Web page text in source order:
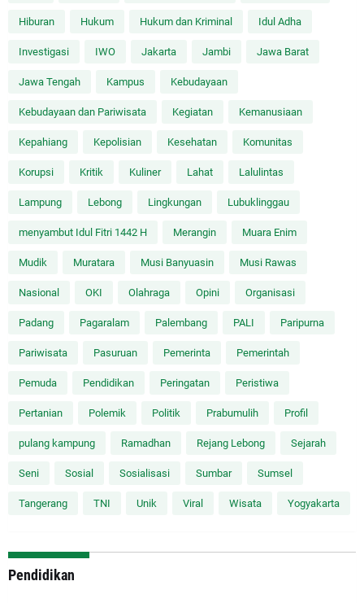
Hiburan Hukum Hukum dan Kriminal Idul Adha
Investigasi IWO Jakarta Jambi Jawa Barat
Jawa Tengah Kampus Kebudayaan
Kebudayaan dan Pariwisata Kegiatan Kemanusiaan
Kepahiang Kepolisian Kesehatan Komunitas
Korupsi Kritik Kuliner Lahat Lalulintas
Lampung Lebong Lingkungan Lubuklinggau
menyambut Idul Fitri 1442 H Merangin Muara Enim
Mudik Muratara Musi Banyuasin Musi Rawas
Nasional OKI Olahraga Opini Organisasi
Padang Pagaralam Palembang PALI Paripurna
Pariwisata Pasuruan Pemerinta Pemerintah
Pemuda Pendidikan Peringatan Peristiwa
Pertanian Polemik Politik Prabumulih Profil
pulang kampung Ramadhan Rejang Lebong Sejarah
Seni Sosial Sosialisasi Sumbar Sumsel
Tangerang TNI Unik Viral Wisata Yogyakarta
Pendidikan